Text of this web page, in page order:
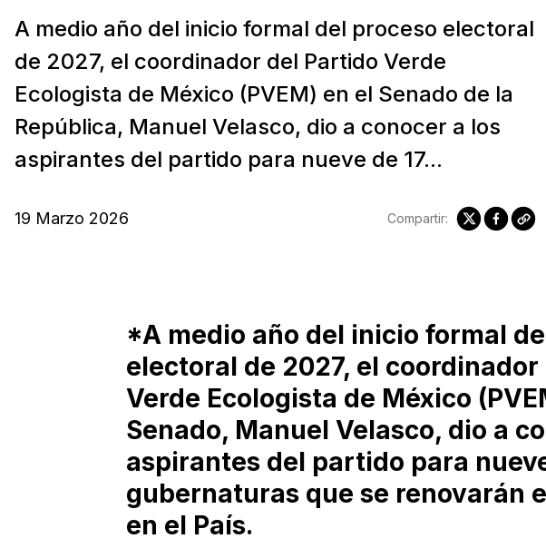
A medio año del inicio formal del proceso electoral
de 2027, el coordinador del Partido Verde
Ecologista de México (PVEM) en el Senado de la
República, Manuel Velasco, dio a conocer a los
aspirantes del partido para nueve de 17...
19 Marzo 2026 Compartir:
*A medio año del inicio formal
electoral de 2027, el
Verde Ecologista de México
Senado, Manuel Velasco, dio a
aspirantes del partido para
gubernaturas que se renovarán
en el País.